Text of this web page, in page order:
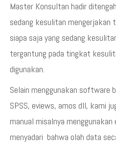
Master Konsultan hadir
sedang kesulitan mengerjakan
siapa saja yang sedang
tergantung pada tingkat
digunakan.
Selain menggunakan
SPSS, eviews, amos dll, kami
manual misalnya
menyadari bahwa olah data